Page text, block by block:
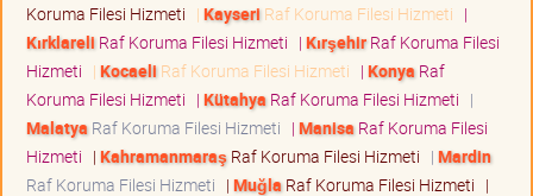
Koruma Filesi Hizmeti | Kayseri Raf Koruma Filesi Hizmeti |
Kırklareli Raf Koruma Filesi Hizmeti | KırşehirRaf Koruma Filesi
Hizmeti | Kocaeli Raf Koruma Filesi Hizmeti | Konya Raf
Koruma Filesi Hizmeti | Kütahya Raf Koruma Filesi Hizmeti |
Malatya Raf Koruma Filesi Hizmeti | Manisa Raf Koruma Filesi
Hizmeti | Kahramanmaraş Raf Koruma Filesi Hizmeti | Mardin
Raf Koruma Filesi Hizmeti | Muğla Raf Koruma Filesi Hizmeti |